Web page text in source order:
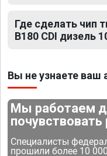
Где сделать чип
B180 CDI дизель
Вы не узнаете ваш
Мы работаем
почувствовать
Специалисты
прошили более 10